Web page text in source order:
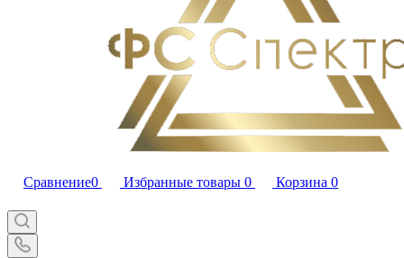
Сравнение0 Избранные товары 0 Корзина 0